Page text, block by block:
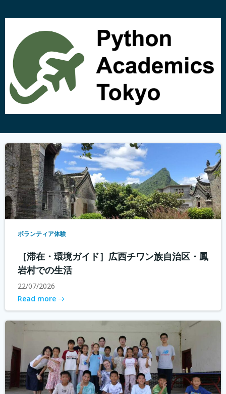
ン
ン
ツ
へ
キ
ッ
プ
ボランティア体験
［滞在・環境ガイド］広西チワン族自治区・鳳
岩村での生活
22/07/2026
Read more